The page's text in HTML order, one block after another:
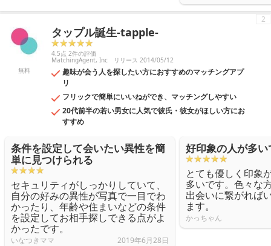
無料
タップル誕生-tapple-
4.5点 2件の評価
MatchingAgent, Inc リリース 2014/05/12
趣味が会う人を探したい方におすすめのマッチングアプ
リ
フリックで簡単にいいねができ、マッチングしやすい
20代前半の若い男女に人気で彼氏・彼女がほしい方にお
すすめ
2
条件を設定して会いたい異性を簡
単に見つけられる
セキュリティがしっかりしていて、
自分の好みの異性が写真で一目でわ
かったり、年齢や住まいなどの条件
を設定してお相手探しできる点がよ
かったです。
いなつきママ 2019年6月28日
好印象の人が多い
とても優しく印象
多いです。色々な
出会いに繋がれば
ます。
かっちゃん